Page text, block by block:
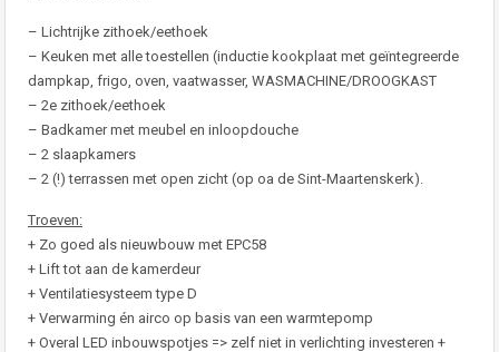
– Lichtrijke zithoek/eethoek
– Keuken met alle toestellen (inductie kookplaat met geïntegreerde
dampkap, frigo, oven, vaatwasser, WASMACHINE/DROOGKAST
– 2e zithoek/eethoek
– Badkamer met meubel en inloopdouche
– 2 slaapkamers
– 2 (!) terrassen met open zicht (op oa de Sint-Maartenskerk).
Troeven:
+ Zo goed als nieuwbouw met EPC58
+ Lift tot aan de kamerdeur
+ Ventilatiesysteem type D
+ Verwarming én airco op basis van een warmtepomp
+ Overal LED inbouwspotjes => zelf niet in verlichting investeren +